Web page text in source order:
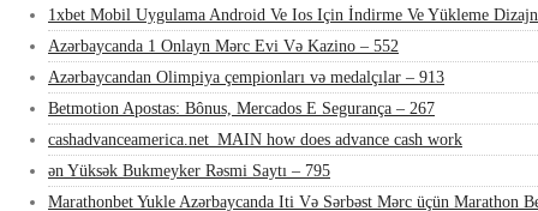
1xbet Mobil Uygulama Android Ve Ios Için İndirme Ve Yükleme
Azərbaycanda 1 Onlayn Mərc Evi Və Kazino – 552
Azərbaycandan Olimpiya çempionları və medalçılar – 913
Betmotion Apostas: Bônus, Mercados E Segurança – 267
cashadvanceamerica.net_MAIN how does advance cash work
ən Yüksək Bukmeyker Rəsmi Saytı – 795
Marathonbet Yukle Azərbaycanda Iti Və Sərbəst Mərc üçün Marathon